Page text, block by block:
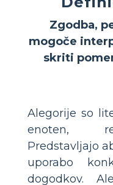
Zgodba,
mogoče
skriti
Alegorije so
enoten,
Predstavljajo
uporabo
dogodkov.